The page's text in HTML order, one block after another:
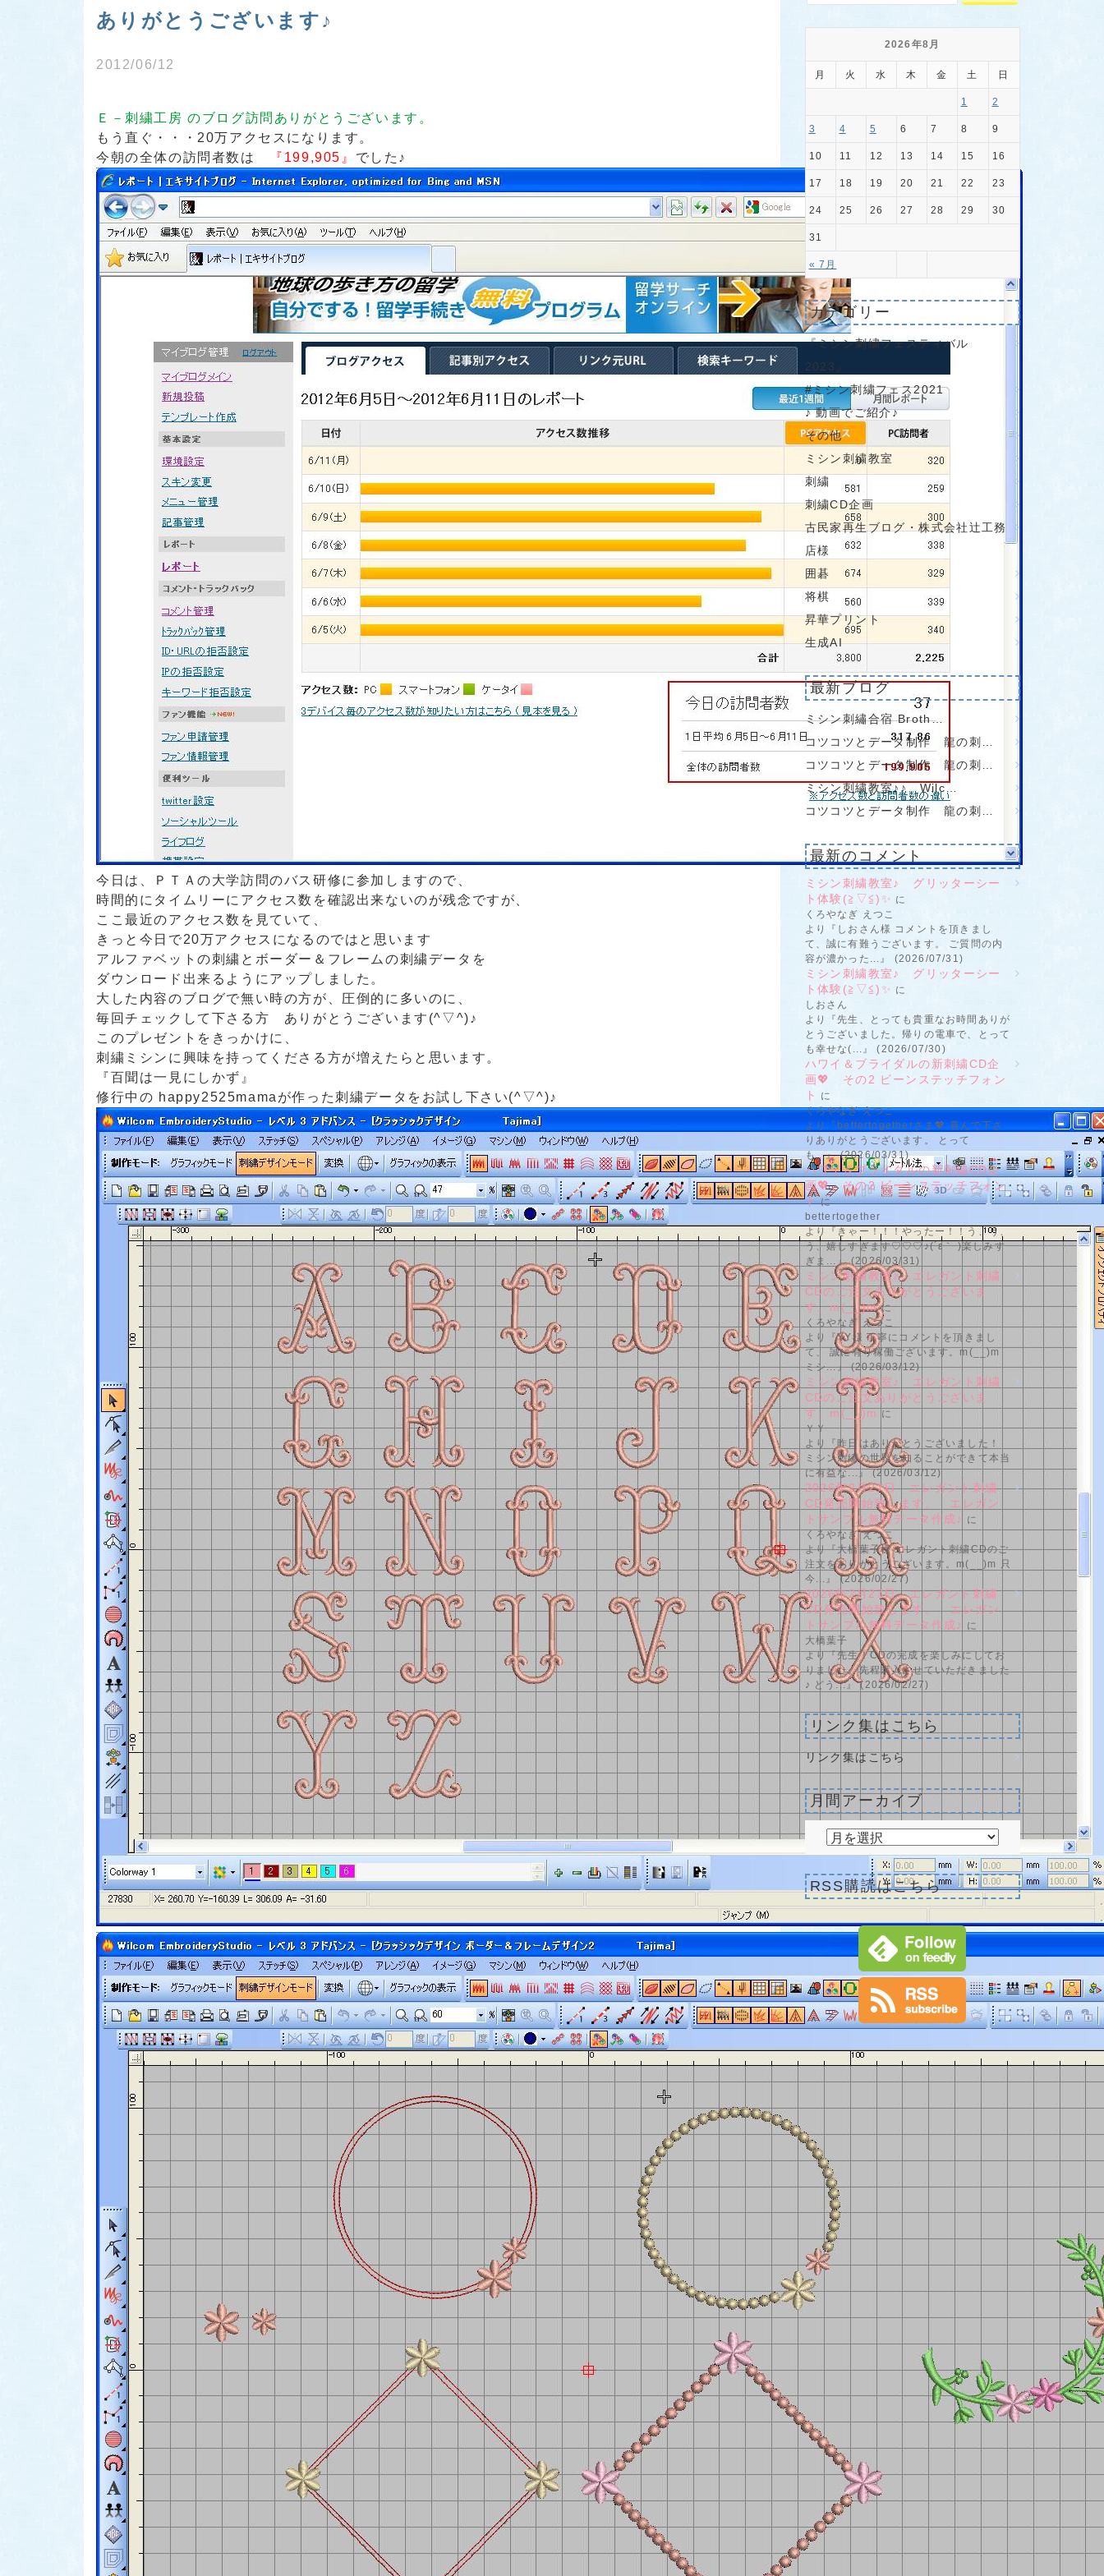
ありがとうございます♪
2012/06/12
Ｅ－刺繍工房 のブログ訪問ありがとうございます。
もう直ぐ・・・20万アクセスになります。
今朝の全体の訪問者数は
『199,905』 でした♪
今日は、ＰＴＡの大学訪問のバス研修に参加しますので、
時間的にタイムリーにアクセス数を確認出来ないのが残念ですが、
ここ最近のアクセス数を見ていて、
きっと今日で20万アクセスになるのではと思います
アルファベットの刺繍とボーダー＆フレームの刺繍データを
ダウンロード出来るようにアップしました。
大した内容のブログで無い時の方が、圧倒的に多いのに、
毎回チェックして下さる方 ありがとうございます(^▽^)♪
このプレゼントをきっかけに、
刺繍ミシンに興味を持ってくださる方が増えたらと思います。
『百聞は一見にしかず』
修行中の happy2525mamaが作った刺繍データをお試し下さい(^▽^)♪
2026年8月
月 火 水 木 金 土 日
« 7月
1 2
3 4 5 6 7 8 9
10 11 12 13 14 15 16
17 18 19 20 21 22 23
24 25 26 27 28 29 30
31
カテゴリー
『ミシン刺繍フェスティバル
2023』
#ミシン刺繍フェス2021
♪ 動画でご紹介♪
その他
ミシン刺繍教室
刺繍
刺繍CD企画
古民家再生ブログ・株式会社辻工務
店様
囲碁
将棋
昇華プリント
生成AI
最新ブログ
ミシン刺繡合宿 Broth…
コツコツとデータ制作 龍の刺…
コツコツとデータ制作 龍の刺…
ミシン刺繍教室♪♪ Wilc…
コツコツとデータ制作 龍の刺…
最新のコメント
ミシン刺繍教室♪ グリッターシー
ト体験(≧▽≦)✨ に
くろやなぎ えつこ
より『しおさん様 コメントを頂きまし
て、誠に有難うございます。 ご質問の内
容が濃かった...』 (2026/07/31)
ミシン刺繍教室♪ グリッターシー
ト体験(≧▽≦)✨ に
しおさん
より『先生、とっても貴重なお時間ありが
とうございました。帰りの電車で、とって
も幸せな(...』 (2026/07/30)
ハワイ＆ブライダルの新刺繍CD企
画💖 その2 ビーンステッチフォン
ト
に
くろやなぎ えつこ
より『bettertogetherさま💖 喜んで下さ
りありがとうございます。 とって
も...』 (2026/03/31)
ハワイ＆ブライダルの新刺繍CD企
画💖 その2 ビーンステッチフォン
トに
bettertogether
より『きゃー！！！やったー！！う、う、
う、嬉しすぎます♡♡♡♪(´ε｀ )楽しみす
ぎま...』 (2026/03/31)
ミシン刺繍教室♪ エレガント刺繍
CDのご注文ありがとうございま
す。m(__)mに
くろやなぎ えつこ
より『YY様 丁寧にコメントを頂きまし
て、 誠に有り稼働ございます。m(__)m
ミシ...』 (2026/03/12)
ミシン刺繍教室♪ エレガント刺繍
CDのご注文ありがとうございま
す。m(__)m に
ＹＹ
より『昨日はありがとうございました！
ミシン刺繍の世界を知ることができて本当
に有益な...』 (2026/03/12)
2026年2月27日 エレガント刺繍
CD発売開始致します。 エレガン
トサンプル無料データ作成♪ に
くろやなぎ えつこ
より『大橋葉子様 エレガント刺繍CDのご
注文をありがとうございます。m(__)m 只
今...』 (2026/02/27)
2026年2月27日 エレガント刺繍
CD発売開始致します。 エレガン
トサンプル無料データ作成♪ に
大橋葉子
より『先生！CDの完成を楽しみにしてお
りました。先程購入させていただきました
♪ どう...』 (2026/02/27)
リンク集はこちら
リンク集はこちら
月間アーカイブ
RSS購読はこちら